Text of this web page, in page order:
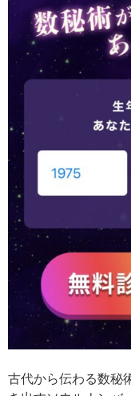
古代から伝わる数秘